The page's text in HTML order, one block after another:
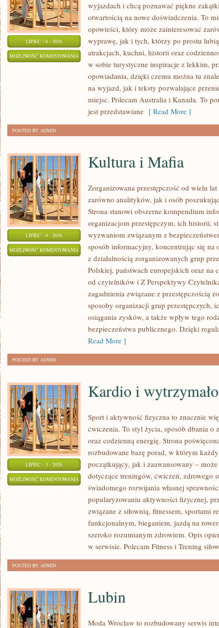
LIPIEC - 6 - 2026
MOŻLIWOŚĆ KOMENTOWANIA MAROKO
wyjazdach i chcą poznawać piękne
otwartością na nowe doświadczenia. To
opowieści, który może zainteresować
wyprawę, jak i tych, którzy po prostu
atrakcjach, kuchni, historii oraz
w sobie turystyczne inspiracje z lekkim,
opowiadania, dzięki czemu można tu
na wyjazd, jak i teksty pozwalające
miejsc. Polecam Australia i Kanada. To
jest przedstawiane [ Read More ]
POSTED BY ADMIN
LIPIEC - 4 - 2026
MOŻLIWOŚĆ KOMENTOWANIA KULTURA
MAFIA
Kultura i Mafia
Zorganizowana przestępczość od wielu
zarówno analityków, jak i osób
Strona stanowi obszerne kompendium
organizacjom przestępczym, ich historii,
wyzwaniom związanym z
sposób informacyjny, koncentrując się
z działalnością zorganizowanych grup
Polskiej, państwach europejskich oraz na
od czytelników i Z Perspektywy
zagadnienia związane z przestępczością
sposoby organizacji grup przestępczych,
osiągania zysków, a także wpływ tego
bezpieczeństwa publicznego. Dzięki
Read More ]
POSTED BY ADMIN
LIPIEC - 3 - 2026
MOŻLIWOŚĆ KOMENTOWANIA KARDIO
WYTRZYMAŁOŚĆ
Kardio i
Sport i aktywność fizyczna to znacznie
ćwiczenia. To styl życia, sposób dbania o
oraz codzienną energię. Strona
rozbudowane bazę porad, w którym
początkujący, jak i zaawansowany –
dotyczące treningów, ćwiczeń, zdrowego
świadomego rozwijania własnej
popularyzowaniu aktywności fizycznej,
związane z siłownią, fitnessem, sportami
funkcjonalnym, bieganiem, jazdą na
szeroko rozumianym zdrowiem. Opis
w serwisie. Polecam Fitness i Trening
POSTED BY ADMIN
Lubin
Moda Wrocław to rozbudowany serwis